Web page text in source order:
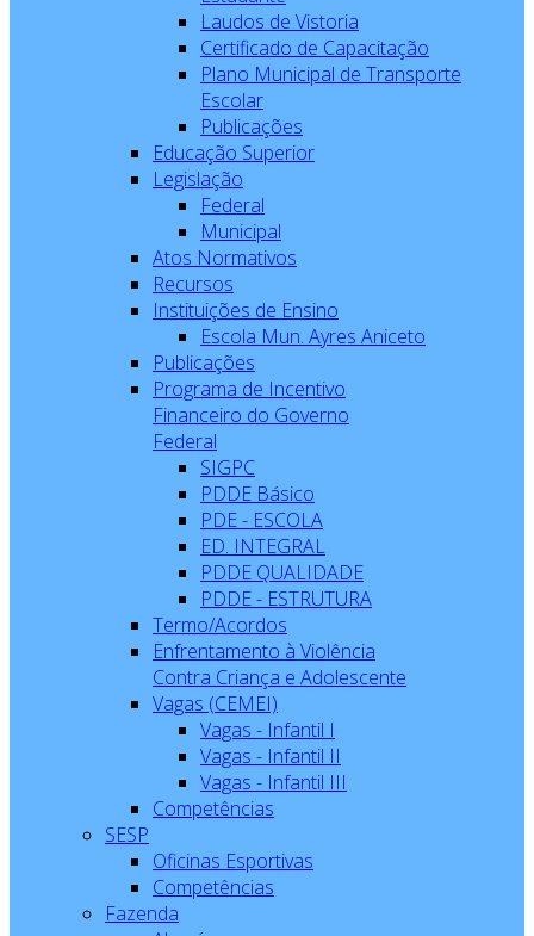
Laudos de Vistoria
Certificado de Capacitação
Plano Municipal de Transporte
Escolar
Publicações
Educação Superior
Legislação
Federal
Municipal
Atos Normativos
Recursos
Instituições de Ensino
Escola Mun. Ayres Aniceto
Publicações
Programa de Incentivo
Financeiro do Governo
Federal
SIGPC
PDDE Básico
PDE - ESCOLA
ED. INTEGRAL
PDDE QUALIDADE
PDDE - ESTRUTURA
Termo/Acordos
Enfrentamento à Violência
Contra Criança e Adolescente
Vagas (CEMEI)
Vagas - Infantil I
Vagas - Infantil II
Vagas - Infantil III
Competências
SESP
Oficinas Esportivas
Competências
Fazenda